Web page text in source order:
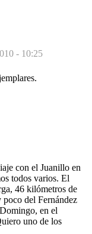
- 10:25
con el Juanillo en
todos varios. El
46 kilómetros de
del Fernández
en el
uno de los